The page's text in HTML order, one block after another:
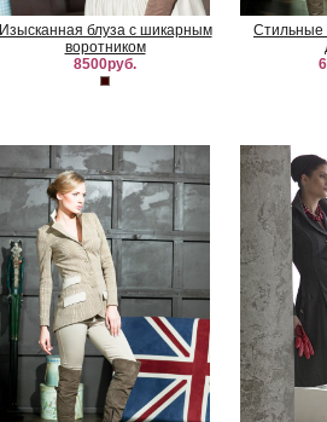
Изысканная блуза с шикарным
воротником
8500руб.
Стильные